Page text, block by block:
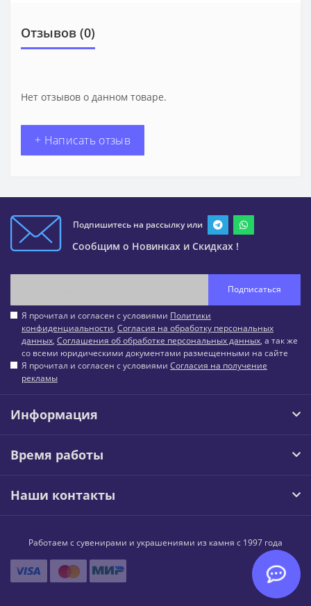
Отзывов (0)
Нет отзывов о данном товаре.
+ Написать отзыв
Подпишитесь на рассылку или
Сообщим о Новинках и Скидках !
Подписаться
Я прочитал и согласен с условиями Политики
конфиденциальности, Согласия на обработку персональных
данных, Соглашения об обработке персональных данных, а так же
со всеми юридическими документами размещенными на сайте
Я прочитал и согласен с условиями Согласия на получение
рекламы
Информация
Время работы
Наши контакты
Работаем с сувенирами и украшениями из камня с 1997 года